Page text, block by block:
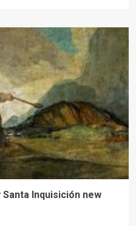
Inquisición new